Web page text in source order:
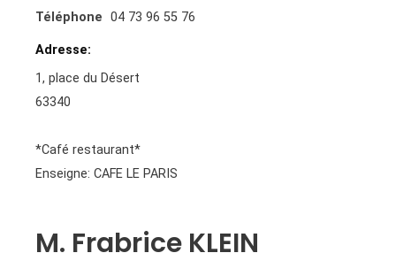
Téléphone 04 73 96 55 76
1, place du Désert
63340
*Café restaurant*
Enseigne: CAFE LE PARIS
M. Frabrice KLEIN